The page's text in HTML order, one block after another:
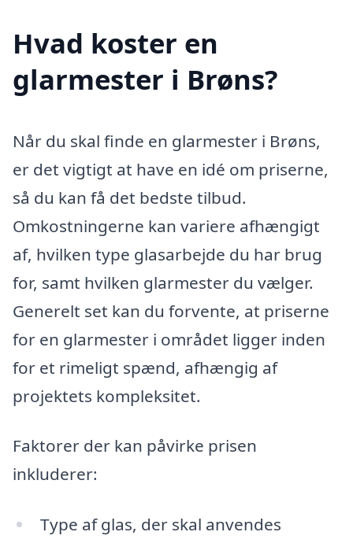
Hvad koster en
glarmester i Brøns?
Når du skal finde en glarmester i Brøns,
er det vigtigt at have en idé om priserne,
så du kan få det bedste tilbud.
Omkostningerne kan variere afhængigt
af, hvilken type glasarbejde du har brug
for, samt hvilken glarmester du vælger.
Generelt set kan du forvente, at priserne
for en glarmester i området ligger inden
for et rimeligt spænd, afhængig af
projektets kompleksitet.
Faktorer der kan påvirke prisen
inkluderer:
Type af glas, der skal anvendes